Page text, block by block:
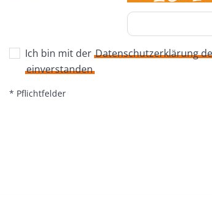
Ich bin mit der Datenschutzerklärung
einverstanden
* Pflichtfelder